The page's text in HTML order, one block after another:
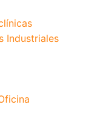
Industriales